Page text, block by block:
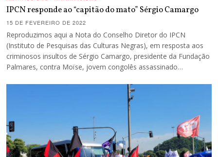
IPCN responde ao “capitão do mato” Sérgio Camargo
15 DE FEVEREIRO DE 2022
Reproduzimos aqui a Nota do Conselho Diretor do IPCN
(Instituto de Pesquisas das Culturas Negras), em resposta aos
criminosos insultos de Sérgio Camargo, presidente da Fundação
Palmares, contra Moïse, jovem congolês assassinado…